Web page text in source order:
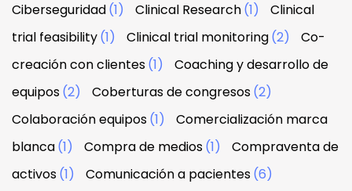
Ciberseguridad(1) Clinical Research(1)
Clinical
trial feasibility(1) Clinical trial monitoring(2)
Co-
creación con clientes(1)
Coaching y desarrollo de
equipos(2) Coberturas de congresos(2)
Colaboración equipos(1)
Comercialización marca
blanca(1) Compra de medios(1)
Compraventa de
activos(1) Comunicación a pacientes(6)